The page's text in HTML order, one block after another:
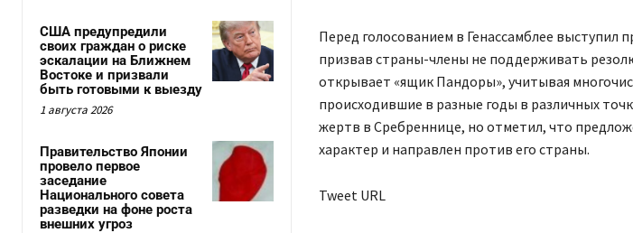
США предупредили
своих граждан о риске
эскалации на Ближнем
Востоке и призвали
быть готовыми к выезду
1 августа 2026
Правительство Японии
провело первое
заседание
Национального совета
разведки на фоне роста
внешних угроз
Перед голосованием в Генассамблее выступил
призвав страны-члены не поддерживать
открывает «ящик Пандоры», учитывая
происходившие в разные годы в различных
жертв в Сребреннице, но отметил, что
характер и направлен против его страны.
Tweet URL